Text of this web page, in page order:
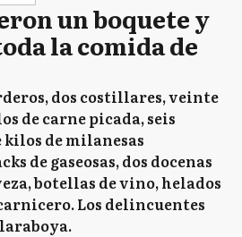
un boquete y
la comida de
dos costillares, veinte
de carne picada, seis
de milanesas
de gaseosas, dos docenas
botellas de vino, helados
Los delincuentes